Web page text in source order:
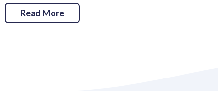
Read More